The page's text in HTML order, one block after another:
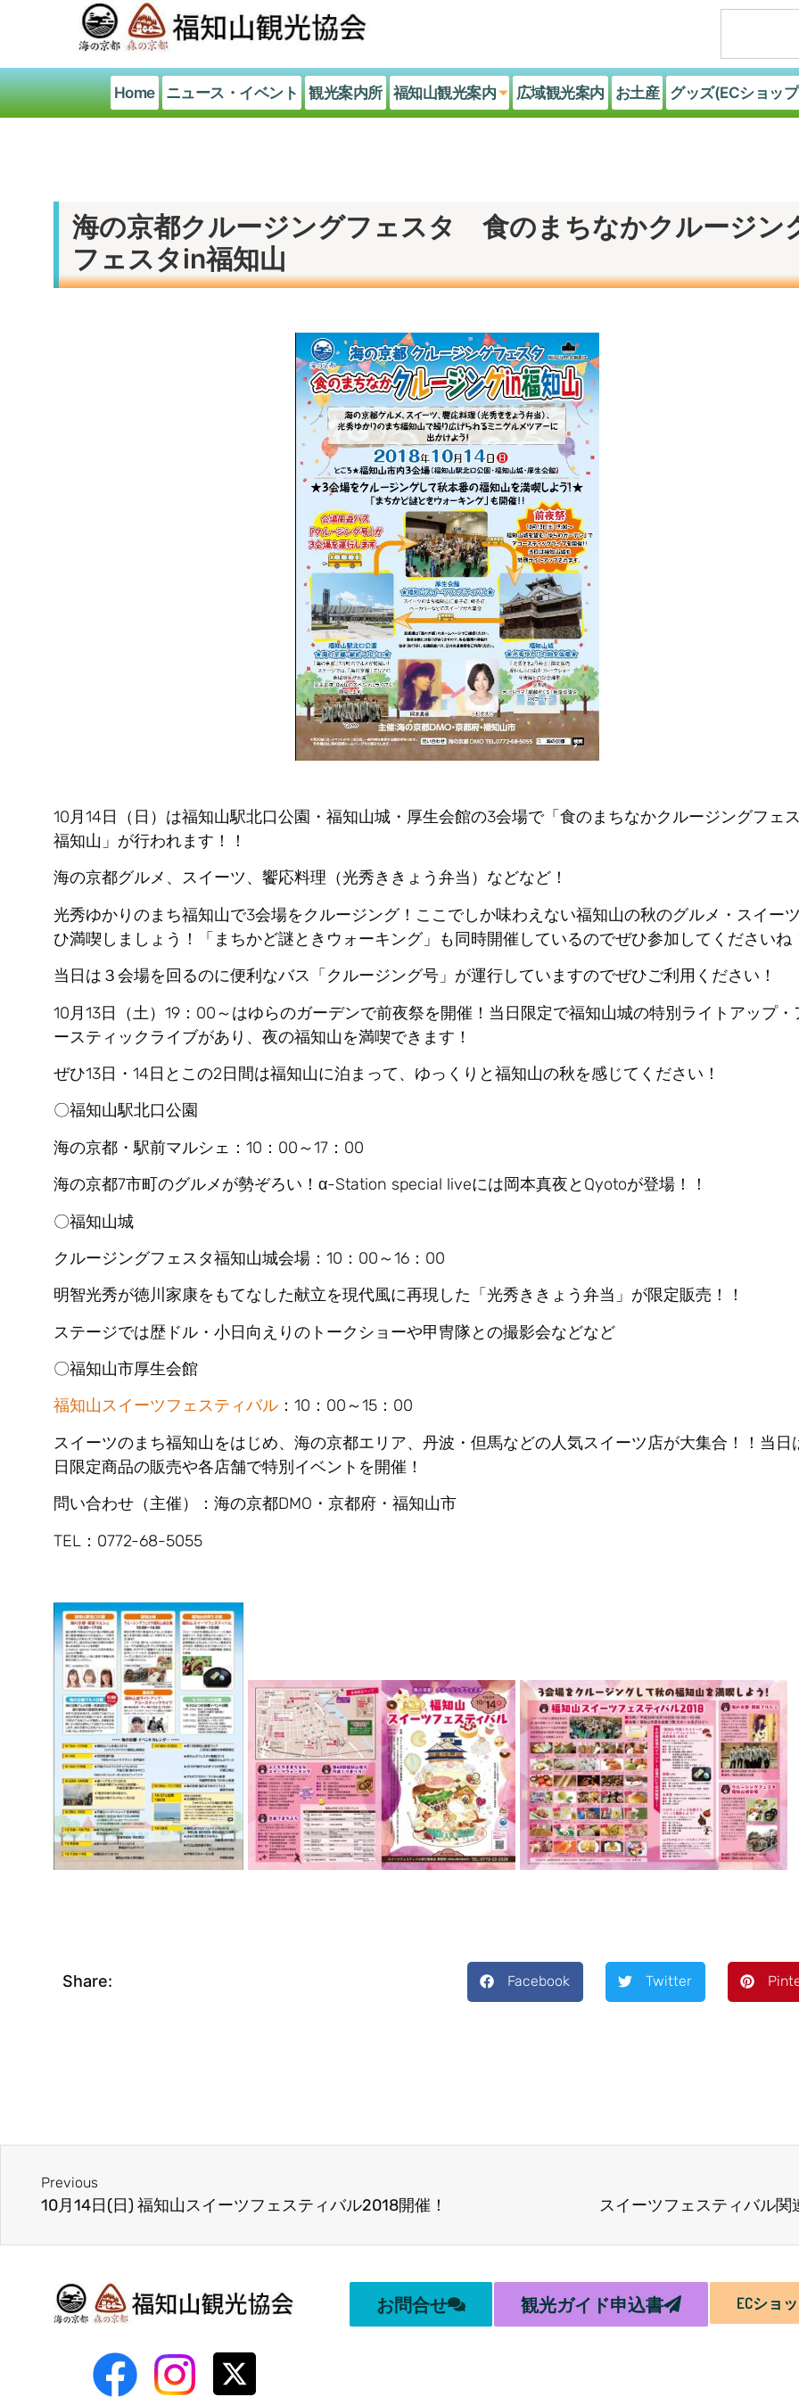
Home ニュース・イベント 観光案内所 福知山観光案内 広域観光案内 お土産 グッズ(ECショッ
海の京都クルージングフェスタ 食のまちなかクルージン
フェスタin福知山
10月14日（日）は福知山駅北口公園・福知山城・厚生会館の3会場で「食のまちなかクルージングフェ
福知山 」が行われます！！
海の京都グルメ、スイーツ、饗応料理（光秀ききょう弁当）などなど！
光秀ゆかりのまち福知山で3会場をクルージング！ここでしか味わえない福知山の秋のグルメ・スイー
ひ満喫しましょう！「まちかど謎ときウォーキング」も同時開催しているのでぜひ参加してくださいね
当日は３会場を回るのに便利なバス「クルージング号」が運行していますのでぜひご利用ください！
10月13日（土）19：00～はゆらのガーデンで前夜祭を開催！当日限定で福知山城の特別ライトアップ・
ースティックライブがあり、夜の福知山を満喫できます！
ぜひ13日・14日とこの2日間は福知山に泊まって、ゆっくりと福知山の秋を感じてください！
〇福知山駅北口公園
海の京都・駅前マルシェ：10：00～17：00
海の京都7市町のグルメが勢ぞろい！α-Station special liveには岡本真夜とQyotoが登場！！
〇福知山城
クルージングフェスタ福知山城会場：10：00～16：00
明智光秀が徳川家康をもてなした献立を現代風に再現した「光秀ききょう弁当」が限定販売！！
ステージでは歴ドル・小日向えりのトークショーや甲冑隊との撮影会などなど
〇福知山市厚生会館
福知山スイーツフェスティバル ：10：00～15：00
スイーツのまち福知山をはじめ、海の京都エリア、丹波・但馬などの人気スイーツ店が大集合！！当日
日限定商品の販売や各店舗で特別イベントを開催！
問い合わせ（主催）：海の京都DMO・京都府・福知山市
TEL：0772-68-5055
Share: Facebook Twitter
Previous
10月14日(日) 福知山スイーツフェスティバル2018開催！
お問合せ 観光ガイド申込書 ECショ